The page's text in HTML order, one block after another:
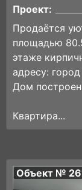
Проект:
Продаётся
площадью
этаже
адресу:
Дом
Квартира...
Объект №